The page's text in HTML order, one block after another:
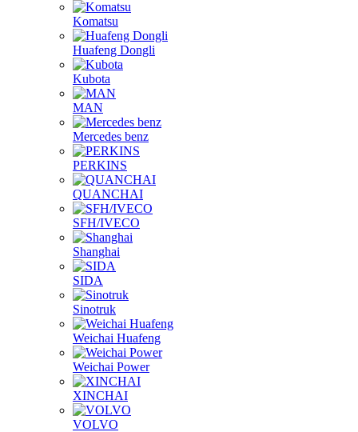
Komatsu
Huafeng Dongli
Kubota
MAN
Mercedes benz
PERKINS
QUANCHAI
SFH/IVECO
Shanghai
SIDA
Sinotruk
Weichai Huafeng
Weichai Power
XINCHAI
VOLVO